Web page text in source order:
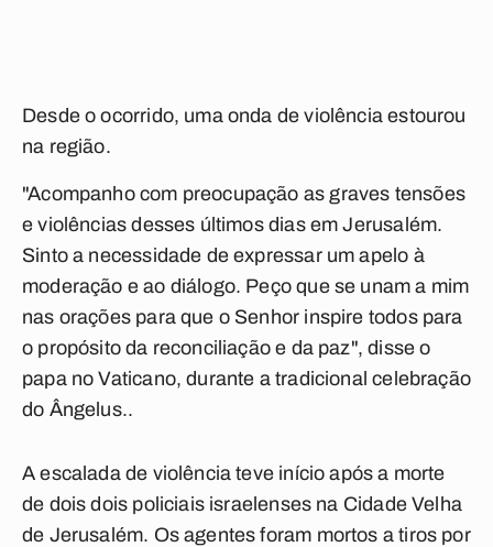
Desde o ocorrido, uma onda de violência estourou
na região.
"Acompanho com preocupação as graves tensões
e violências desses últimos dias em Jerusalém.
Sinto a necessidade de expressar um apelo à
moderação e ao diálogo. Peço que se unam a mim
nas orações para que o Senhor inspire todos para
o propósito da reconciliação e da paz", disse o
papa no Vaticano, durante a tradicional celebração
do Ângelus..
A escalada de violência teve início após a morte
de dois dois policiais israelenses na Cidade Velha
de Jerusalém. Os agentes foram mortos a tiros por